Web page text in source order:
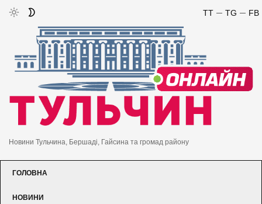
FB
TG
TT
Новини Тульчина, Бершаді, Гайсина та громад району
ГОЛОВНА
НОВИНИ